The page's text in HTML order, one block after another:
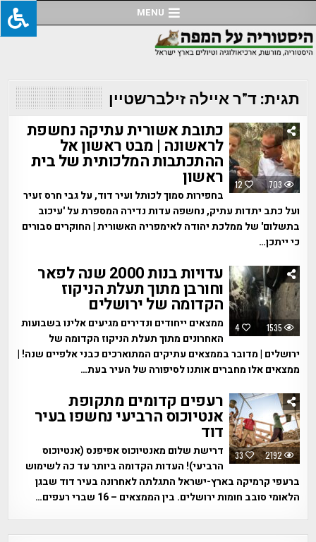
to
content
MENU
תגית:ד"ר איילה זילברשטיין
12 703
כתובת אשורית עתיקה נחשפת
לראשונה | מבט ראשון אל
ההתכתבות המלכותית של בית
ראשון
בחפירות סמוך לכותל ועיר דוד, על גבי חרס זעיר
ועל כתב יתדות עתיק, נחשפה עדות נדירה המספרת על 'עיכוב
בתשלום' של ממלכת יהודה לאימפריה האשורית | החוקרים סבורים
כי ייתכן…
4 1535
עדויות בנות 2000 שנה לפאר
וחורבן מתוך תעלת הניקוז
הקדומה של ירושלים
ממצאים ייחודים ונדירים מגיעים אלינו בשבועות
האחרונים מתוך תעלת הניקוז הקדומה של
ירושלים | מדובר בממצאים עתיקים המתוארכים כבני אלפיים שנה! |
ממצאים אלו מחברים אותנו לסיפורה של העיר בעת…
33 2192
רעפים קדומים מתקופת
אנטיוכוס הרביעי נחשפו בעיר
דוד
דרישת שלום מאנטיוכוס אפיפנס (אנטיוכוס
הרביעי)! העדות הקדומה ביותר עד כה לשימוש
ברעפי קרמיקה בארץ-ישראל התגלתה לאחרונה בעיר דוד שבגן
הלאומי סובב חומות ירושלים. בין הממצאים – 16 שברי רעפים…